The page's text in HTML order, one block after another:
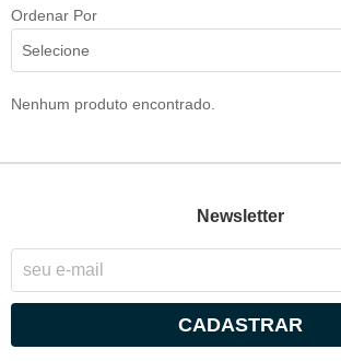
Ordenar Por
Selecione
Nenhum produto encontrado.
Newsletter
CADASTRAR